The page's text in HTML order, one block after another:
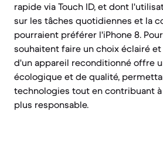
rapide via Touch ID, et dont
sur les tâches quotidiennes et la
pourraient préférer l'iPhone 8.
souhaitent faire un choix éclairé
d'un appareil reconditionné offre
écologique et de qualité,
technologies tout en contribuant
plus responsable.